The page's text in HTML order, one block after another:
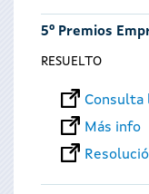
5º Premios
RESUELTO
Consulta
Más info